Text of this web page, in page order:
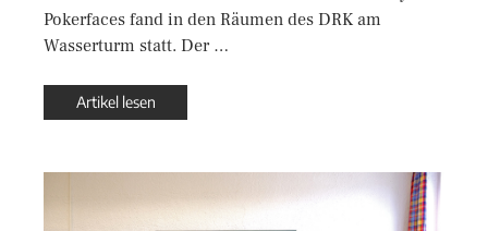
Pokerfaces fand in den Räumen des DRK am
Wasserturm statt. Der …
Artikel lesen